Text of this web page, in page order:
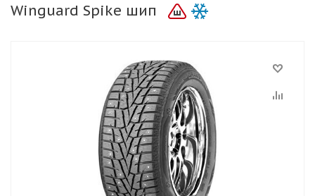
Winguard Spike шип